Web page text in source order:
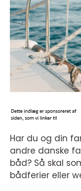
Har du og din
andre danske
båd? Så skal
bådferier eller